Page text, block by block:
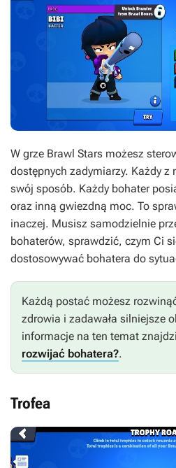
W grze Brawl Stars możesz
dostępnych zadymiarzy. Każdy z
swój sposób. Każdy bohater
oraz inną gwiezdną moc. To
inaczej. Musisz samodzielnie
bohaterów, sprawdzić, czym Ci
dostosowywać bohatera do
Każdą postać możesz
zdrowia i zadawała silniejsze
informacje na ten temat
rozwijać bohatera?.
Trofea